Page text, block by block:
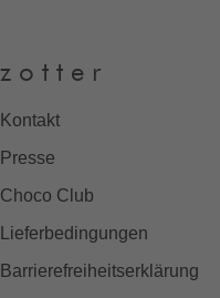
z o t t e r
Kontakt
Presse
Choco Club
Lieferbedingungen
Barrierefreiheitserklärung